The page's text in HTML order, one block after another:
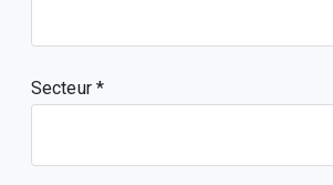
Secteur *